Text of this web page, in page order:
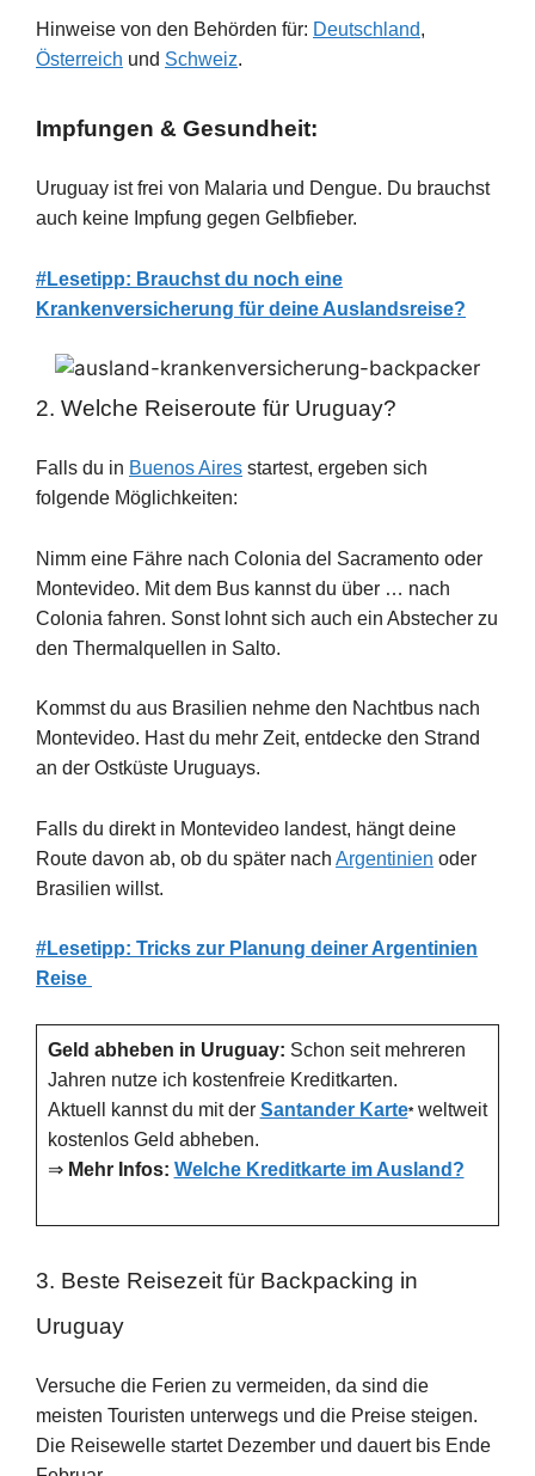
Hinweise von den Behörden für: Deutschland,
Österreich und Schweiz.
Impfungen & Gesundheit:
Uruguay ist frei von Malaria und Dengue. Du brauchst
auch keine Impfung gegen Gelbfieber.
#Lesetipp: Brauchst du noch eine
Krankenversicherung für deine Auslandsreise?
2. Welche Reiseroute für Uruguay?
Falls du in Buenos Aires startest, ergeben sich
folgende Möglichkeiten:
Nimm eine Fähre nach Colonia del Sacramento oder
Montevideo. Mit dem Bus kannst du über … nach
Colonia fahren. Sonst lohnt sich auch ein Abstecher zu
den Thermalquellen in Salto.
Kommst du aus Brasilien nehme den Nachtbus nach
Montevideo. Hast du mehr Zeit, entdecke den Strand
an der Ostküste Uruguays.
Falls du direkt in Montevideo landest, hängt deine
Route davon ab, ob du später nach Argentinien oder
Brasilien willst.
#Lesetipp: Tricks zur Planung deiner Argentinien
Reise
Geld abheben in Uruguay: Schon seit mehreren
Jahren nutze ich kostenfreie Kreditkarten.
Aktuell kannst du mit der Santander Karte*weltweit
kostenlos Geld abheben.
⇒ Mehr Infos: Welche Kreditkarte im Ausland?
3. Beste Reisezeit für Backpacking in
Uruguay
Versuche die Ferien zu vermeiden, da sind die
meisten Touristen unterwegs und die Preise steigen.
Die Reisewelle startet Dezember und dauert bis Ende